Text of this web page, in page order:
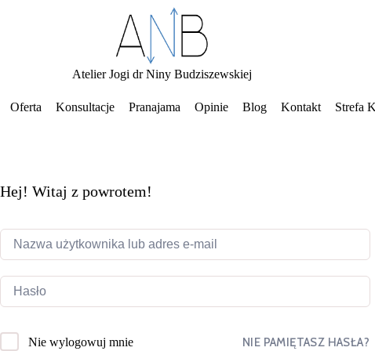
Atelier Jogi dr Niny Budziszewskiej
Oferta Konsultacje Pranajama Opinie Blog Kontakt Strefa
Hej! Witaj z powrotem!
Nie wylogowuj mnie NIE PAMIĘTASZ HASŁA?